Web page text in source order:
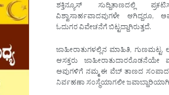
ಶಕ್ತಿನ್ಯೂಸ್ ಸುದ್ದಿತಾಣದಲ್ಲಿ
ವಿಶ್ವಾಸಾರ್ಹವಾದವುಗಳೇ ಆಗಿದ್ದರೂ,
ಓದುಗರ ವಿವೇಚನೆಗೆ ಬಿಟ್ಟದ್ದಾಗಿರುತ್ತದೆ.
ಜಾಹೀರಾತುಗಳಲ್ಲಿನ ಮಾಹಿತಿ,
ಆಸಕ್ತರು ಜಾಹೀರಾತುದಾರರೊಡನೆಯೇ
ಅವುಗಳಿಗೆ ನಮ್ಮ ಈ ವೆಬ್ ತಾಣದ
ನಿರ್ವಹಣಾ ಸಂಸ್ಥೆಯಾಗಲೀ